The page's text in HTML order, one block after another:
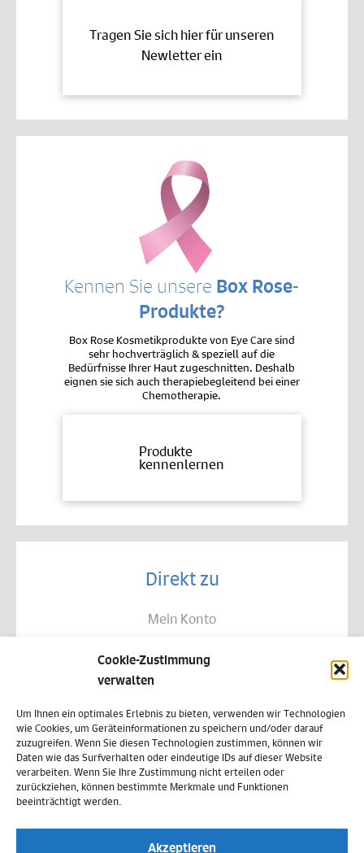
Cookie-Zustimmung
verwalten
Um Ihnen ein optimales Erlebnis zu bieten, verwenden wir Technologien
wie Cookies, um Geräteinformationen zu speichern und/oder darauf
zuzugreifen. Wenn Sie diesen Technologien zustimmen, können wir
Daten wie das Surfverhalten oder eindeutige IDs auf dieser Website
verarbeiten. Wenn Sie Ihre Zustimmung nicht erteilen oder
zurückziehen, können bestimmte Merkmale und Funktionen
beeinträchtigt werden.
Akzeptieren
Tragen Sie sich hier für unseren
Newletter ein
Kennen Sie unsere Box Rose-
Produkte?
Box Rose Kosmetikprodukte von Eye Care sind
sehr hochverträglich & speziell auf die
Bedürfnisse Ihrer Haut zugeschnitten. Deshalb
eignen sie sich auch therapiebegleitend bei einer
Chemotherapie.
Produkte
kennenlernen
Direkt zu
Mein Konto
Allgemeine Geschäftsbedingungen
Datenschutz
Widerruf
Zahlungsweisen
Versand & Lieferung